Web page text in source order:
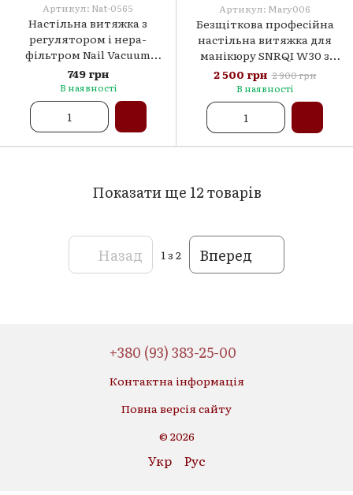
Артикул: Nat-0565
Настільна витяжка з
регулятором і нера-
фільтром Nail Vacuum
Cleaner М-101 на 60w
749 грн
В наявності
Артикул: Mary006
Безщіткова професійна
настільна витяжка для
манікюру SNRQI W30 з
двома турбінами
2 500 грн 2 900 грн
В наявності
Показати ще 12 товарів
Назад 1з 2 Вперед
+380 (93) 383-25-00
Контактна інформація
Повна версія сайту
© 2026
Укр Рус